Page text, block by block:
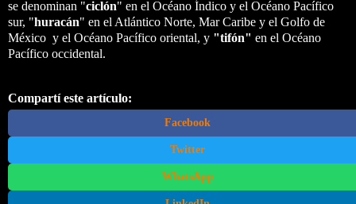
se denominan "ciclón" en el Océano Índico y el Océano Pacífico
sur, "huracán" en el Atlántico Norte, Mar Caribe y el Golfo de
México y el Océano Pacífico oriental, y "tifón" en el Océano
Pacífico occidental.
Compartí este artículo:
Facebook
Twitter
WhatsApp